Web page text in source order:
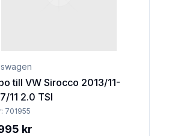
till VW Sirocco 2013/11-
11 2.0 TSI
701955
kr